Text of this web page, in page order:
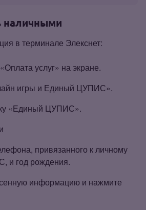
наличными
в терминале Элекснет:
услуг» на экране.
игры и Единый ЦУПИС».
«Единый ЦУПИС».
привязанного к личному
и год рождения.
информацию и нажмите